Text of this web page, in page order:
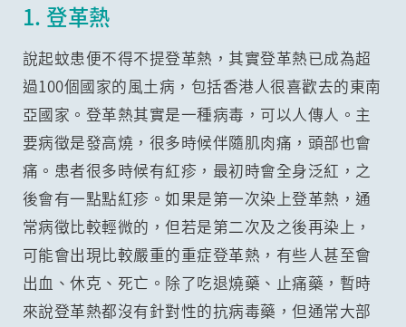
1. 登革熱
說起蚊患便不得不提登革熱，其實登革熱已成為超
過100個國家的風土病，包括香港人很喜歡去的東南
亞國家。登革熱其實是一種病毒，可以人傳人。主
要病徵是發高燒，很多時候伴隨肌肉痛，頭部也會
痛。患者很多時候有紅疹，最初時會全身泛紅，之
後會有一點點紅疹。如果是第一次染上登革熱，通
常病徵比較輕微的，但若是第二次及之後再染上，
可能會出現比較嚴重的重症登革熱，有些人甚至會
出血、休克、死亡。除了吃退燒藥、止痛藥，暫時
來說登革熱都沒有針對性的抗病毒藥，但通常大部